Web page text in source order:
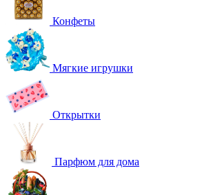
Конфеты
Мягкие игрушки
Открытки
Парфюм для дома